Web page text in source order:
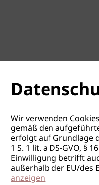
Wir verwenden
gemäß den
erfolgt auf Grundlage
1 S. 1 lit. a DS-GVO, §
Einwilligung betrifft
außerhalb der EU/des
anzeigen